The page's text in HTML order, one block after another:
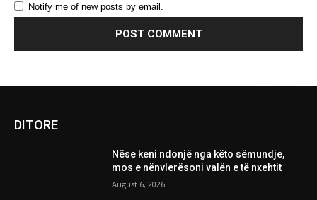
Notify me of new posts by email.
DITORE
Nëse keni ndonjë nga këto sëmundje,
mos e nënvlerësoni valën e të nxehtit
August 6, 2026